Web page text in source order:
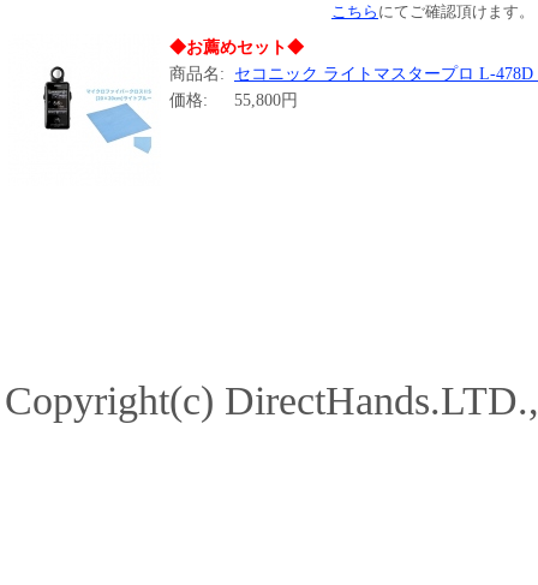
こちら にてご確認頂けます。
◆お薦めセット◆
商品名:
セコニック ライトマスタープロ L-
価格:
55,800円
Copyright(c)